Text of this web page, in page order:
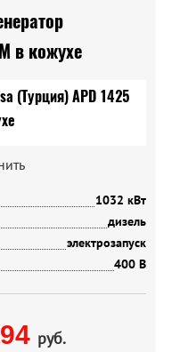
в кожухе
1032 кВт
дизель
электрозапуск
400 В
руб.